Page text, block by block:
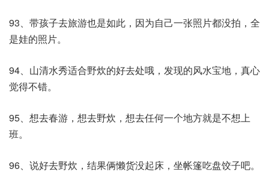
93、带孩子去旅游也是如此，因为自己一张照片都没拍，全
是娃的照片。
94、山清水秀适合野炊的好去处哦，发现的风水宝地，真心
觉得不错。
95、想去春游，想去野炊，想去任何一个地方就是不想上
班。
96、说好去野炊，结果俩懒货没起床，坐帐篷吃盘饺子吧。